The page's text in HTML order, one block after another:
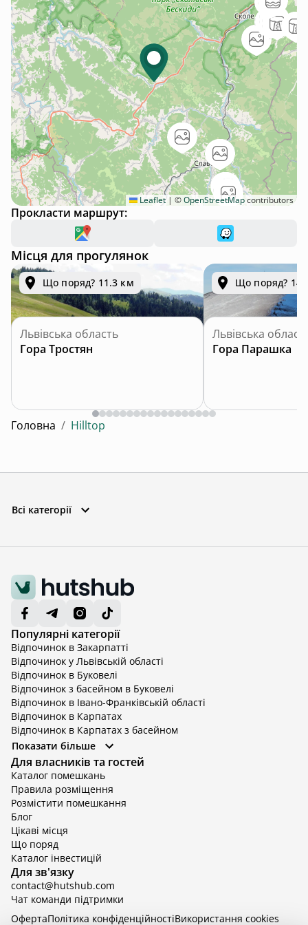
запропонують хоча б, що хтось прийде і зробить швидке
прибирання, поки нас не буде. Але ні. Ми отримали
вибачення і від неї і від її чоловіка, пізніше, того ж вечора.
Але це не покращило враження від будиночку. Якби ми
були самі, без немовляти, і від нас не залежали друзі, ми б
повернулись додому. А так довелося самому на відпочинку
чистити диван, щоб можна було б хоч якось на нього сісти.
Я запамʼятаю цей будинок дуже надовго, і мені дуже шкода,
що ці враження настільки негативні і коштують 11k за два
дні.
Leaflet | ©OpenStreetMapcontributors
Прокласти маршрут:
Місця для прогулянок
Що поряд? 11.3 км
Львівська область
Гора Тростян
Що поряд?
Львівська
Гора Парашка
Головна / Hilltop
Всі категорії
Популярні категорії
Відпочинок в Закарпатті
Відпочинок у Львівській області
Відпочинок в Буковелі
Відпочинок з басейном в Буковелі
Відпочинок в Івано-Франківській області
Відпочинок в Карпатах
Відпочинок в Карпатах з басейном
Відпочинок в Київській області
Відпочинок в Київській області з басейном
Відпочинок в Тернопільській області
Відпочинок у Вінницькій області
Відпочинок в Яремче
Відпочинок у Львівській області з басейном
Відпочинок з басейном в Тернопільській області
Показати більше
Для власників та гостей
Каталог помешкань
Правила розміщення
Розмістити помешкання
Блог
Цікаві місця
Що поряд
Каталог інвестицій
Для зв'язку
contact@hutshub.com
Чат команди підтримки
ОфертаПолітика конфіденційностіBикористання cookies